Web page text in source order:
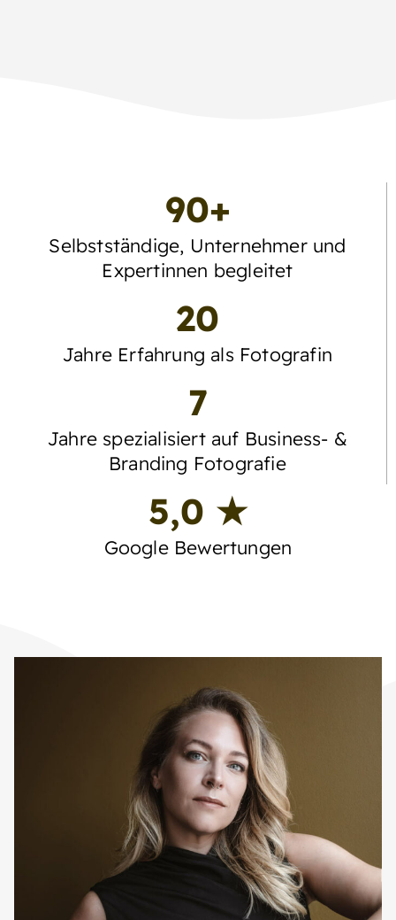
90+
Selbstständige, Unternehmer und
Expertinnen begleitet
20
Jahre Erfahrung als Fotografin
7
Jahre spezialisiert auf Business- &
Branding Fotografie
5,0 ★
Google Bewertungen